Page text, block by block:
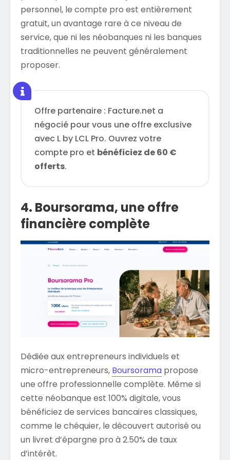
personnel, le compte pro est entièrement
gratuit, un avantage rare à ce niveau de
service, que ni les néobanques ni les banques
traditionnelles ne peuvent généralement
proposer.
Offre partenaire : Facture.net a
négocié pour vous une offre exclusive
avec L by LCL Pro. Ouvrez votre
compte pro et bénéficiez de 60 €
offerts.
4. Boursorama, une offre
financière complète
Dédiée aux entrepreneurs individuels et
micro-entrepreneurs, Boursorama propose
une offre professionnelle complète. Même si
cette néobanque est 100% digitale, vous
bénéficiez de services bancaires classiques,
comme le chéquier, le découvert autorisé ou
un livret d’épargne pro à 2.50% de taux
d’intérêt.